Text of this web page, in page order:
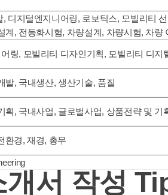
, 디지털엔지니어링, 로보틱스, 모빌리티
계, 전동화시험, 차량설계, 차량시험, 차량
링, 모빌리티 디자인기획, 모빌리티 디
발, 국내생산, 생산기술, 품질
획, 국내사업, 글로벌사업, 상품전략 및 기
환경, 재경, 총무
개서 작성